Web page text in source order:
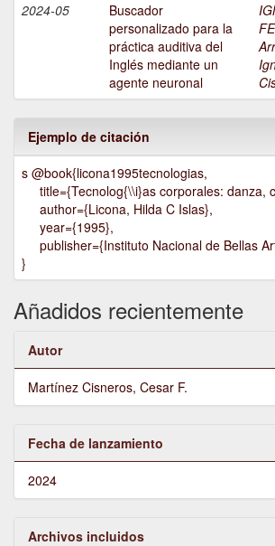
2024-05
Buscador
personalizado para la
práctica auditiva del
Inglés mediante un
agente neuronal
Ejemplo de citación
s @book{licona1995tecnologias,
title={Tecnolog{\\i}as corporales: danza,
author={Licona, Hilda C Islas},
year={1995},
publisher={Instituto Nacional de Bellas
}
Añadidos recientemente
Autor
Martínez Cisneros, Cesar F.
Fecha de lanzamiento
2024
Archivos incluidos